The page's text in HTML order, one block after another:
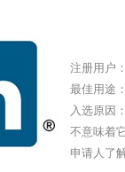
注册用户
最佳用途
入选原因
不意味着
申请人了